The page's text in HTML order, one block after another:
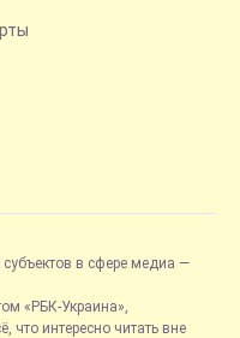
в сфере медиа —
«РБК-Украина»,
интересно читать вне